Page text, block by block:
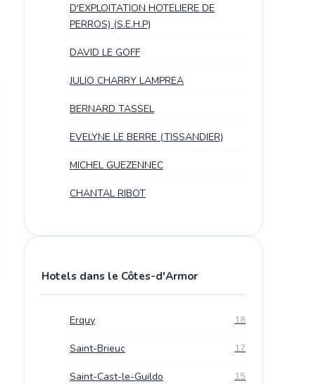
D'EXPLOITATION HOTELIERE DE
PERROS) (S.E.H.P)
DAVID LE GOFF
JULIO CHARRY LAMPREA
BERNARD TASSEL
EVELYNE LE BERRE (TISSANDIER)
MICHEL GUEZENNEC
CHANTAL RIBOT
Hotels dans le Côtes-d'Armor
Erquy 18
Saint-Brieuc 17
Saint-Cast-le-Guildo 15